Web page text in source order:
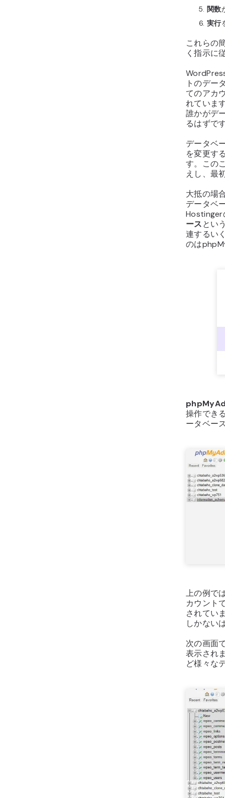
関数
実行
これらの
く指示に
トのデー
てのアカ
れていま
誰かがデ
るはずで
データベ
を変更す
す。この
えし、最
大抵の場
データベ
Hostinger
ースとい
連するい
のは
操作でき
ータベー
上の例で
カウント
されてい
しかない
次の画面
表示され
ど様々な